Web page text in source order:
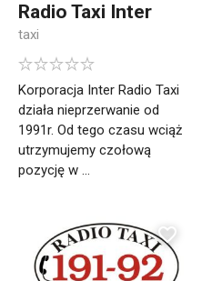
Radio Taxi Inter
taxi
Korporacja Inter Radio Taxi
działa nieprzerwanie od
1991r. Od tego czasu wciąż
utrzymujemy czołową
pozycję w ...